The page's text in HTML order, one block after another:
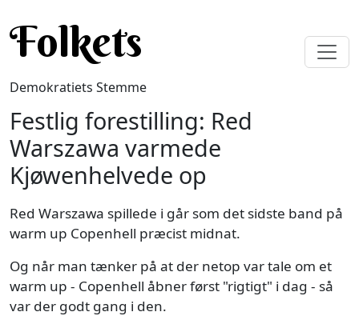
Folkets
Demokratiets Stemme
Festlig forestilling: Red
Warszawa varmede
Kjøwenhelvede op
Red Warszawa spillede i går som det sidste band på
warm up Copenhell præcist midnat.
Og når man tænker på at der netop var tale om et
warm up - Copenhell åbner først "rigtigt" i dag - så
var der godt gang i den.